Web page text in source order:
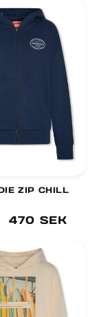
ZIP CHILL
470 SEK